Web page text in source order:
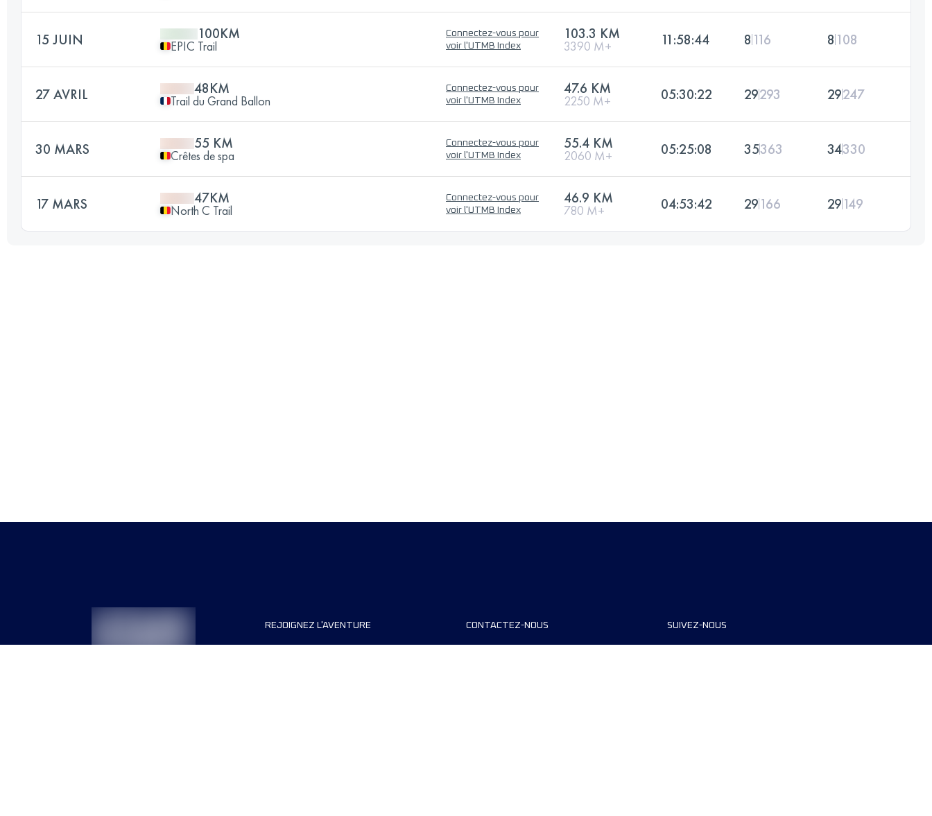
15 JUIN 100KM
EPIC Trail
Connectez-vous pour
voir l'UTMB Index
103.3 KM
3390 M+ 11:58:44 8 116 8 108
27 AVRIL 48KM
Trail du Grand Ballon
Connectez-vous pour
voir l'UTMB Index
47.6 KM
2250 M+ 05:30:22 29293 29247
30 MARS 55 KM
Crêtes de spa
Connectez-vous pour
voir l'UTMB Index
55.4 KM
2060 M+ 05:25:08 35363 34330
17 MARS 47KM
North C Trail
Connectez-vous pour
voir l'UTMB Index
46.9 KM
780 M+ 04:53:42 29166 29149
REJOIGNEZ L'AVENTURE CONTACTEZ-NOUS SUIVEZ-NOUS